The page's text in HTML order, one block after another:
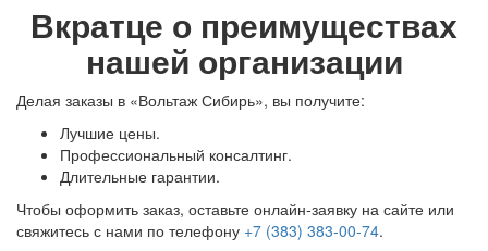
Вкратце о преимуществах
нашей организации
Делая заказы в «Вольтаж Сибирь», вы получите:
Лучшие цены.
Профессиональный консалтинг.
Длительные гарантии.
Чтобы оформить заказ, оставьте онлайн-заявку на сайте или
свяжитесь с нами по телефону +7 (383) 383-00-74.